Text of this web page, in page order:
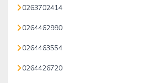
0263702414
0264462990
0264463554
0264426720